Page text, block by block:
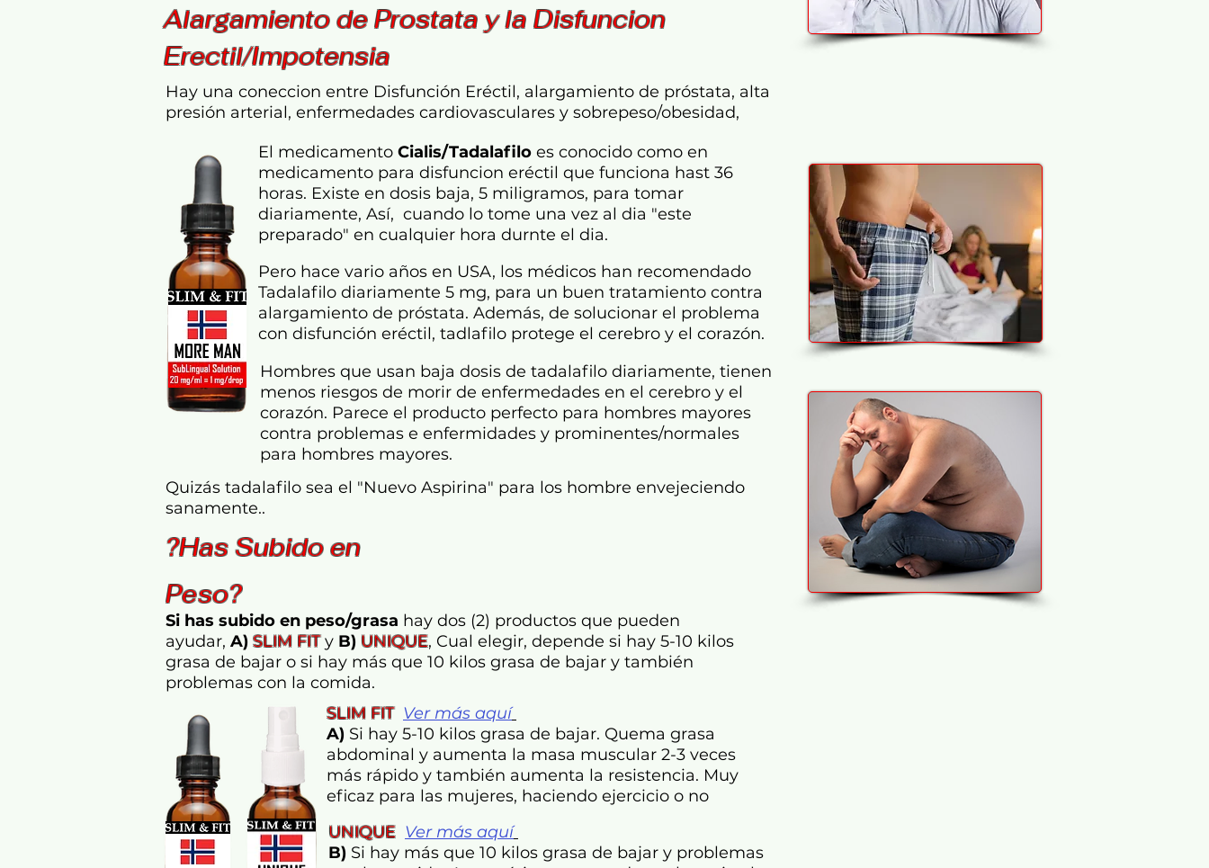
Alargamiento de Prostata y la Disfuncion
Erectil/Impotensia
Hay una coneccion entre Disfunción Eréctil, alargamiento de próstata, alta
presión arterial, enfermedades cardiovasculares y sobrepeso/obesidad,
El medicamento Cialis/Tadalafilo es conocido como en
medicamento para disfuncion eréctil que funciona hast 36
horas. Existe en dosis baja, 5 miligramos, para tomar
diariamente, Así, cuando lo tome una vez al dia "este
preparado" en cualquier hora durnte el dia.
Pero hace vario años en USA, los médicos han recomendado
Tadalafilo diariamente 5 mg, para un buen tratamiento contra
alargamiento de próstata. Además, de solucionar el problema
con disfunción eréctil, tadlafilo protege el cerebro y el corazón.
Hombres que usan baja dosis de tadalafilo diariamente, tienen
menos riesgos de morir de enfermedades en el cerebro y el
corazón. Parece el producto perfecto para hombres mayores
contra problemas e enfermidades y prominentes/normales
para hombres mayores.
Quizás tadalafilo sea el "Nuevo Aspirina" para los hombre envejeciendo
sanamente..
?Has Subido en
Peso?
Si has subido en peso/grasa hay dos (2) productos que pueden
ayudar, A) SLIM FIT y B) UNIQUE, Cual elegir, depende si hay 5-10 kilos
grasa de bajar o si hay más que 10 kilos grasa de bajar y también
problemas con la comida.
SLIM FIT Ver más aquí
A) Si hay 5-10 kilos grasa de bajar. Quema grasa
abdominal y aumenta la masa muscular 2-3 veces
más rápido y también aumenta la resistencia. Muy
eficaz para las mujeres, haciendo ejercicio o no
UNIQUE Ver más aquí
B) Si hay más que 10 kilos grasa de bajar y problemas